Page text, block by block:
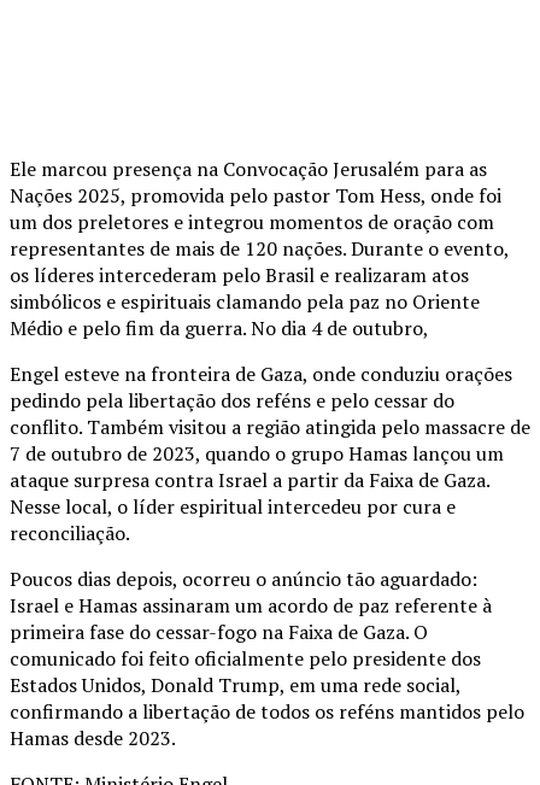
Ele marcou presença na Convocação Jerusalém para as
Nações 2025, promovida pelo pastor Tom Hess, onde foi
um dos preletores e integrou momentos de oração com
representantes de mais de 120 nações. Durante o evento,
os líderes intercederam pelo Brasil e realizaram atos
simbólicos e espirituais clamando pela paz no Oriente
Médio e pelo fim da guerra. No dia 4 de outubro,
Engel esteve na fronteira de Gaza, onde conduziu orações
pedindo pela libertação dos reféns e pelo cessar do
conflito. Também visitou a região atingida pelo massacre de
7 de outubro de 2023, quando o grupo Hamas lançou um
ataque surpresa contra Israel a partir da Faixa de Gaza.
Nesse local, o líder espiritual intercedeu por cura e
reconciliação.
Poucos dias depois, ocorreu o anúncio tão aguardado:
Israel e Hamas assinaram um acordo de paz referente à
primeira fase do cessar-fogo na Faixa de Gaza. O
comunicado foi feito oficialmente pelo presidente dos
Estados Unidos, Donald Trump, em uma rede social,
confirmando a libertação de todos os reféns mantidos pelo
Hamas desde 2023.